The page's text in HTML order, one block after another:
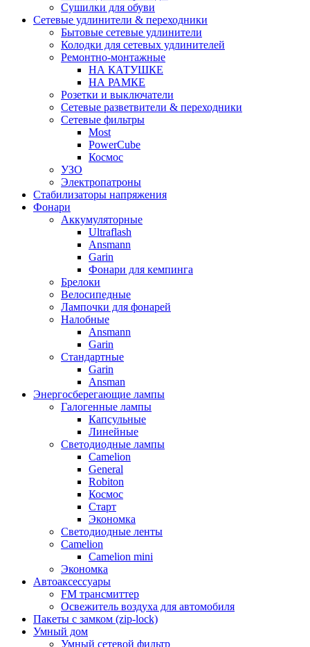
Сушилки для обуви
Сетевые удлинители & переходники
Бытовые сетевые удлинители
Колодки для сетевых удлинителей
Ремонтно-монтажные
НА КАТУШКЕ
НА РАМКЕ
Розетки и выключатели
Сетевые разветвители & переходники
Сетевые фильтры
Most
PowerCube
Космос
УЗО
Электропатроны
Стабилизаторы напряжения
Фонари
Аккумуляторные
Ultraflash
Ansmann
Garin
Фонари для кемпинга
Брелоки
Велосипедные
Лампочки для фонарей
Налобные
Ansmann
Garin
Стандартные
Garin
Ansman
Энергосберегающие лампы
Галогенные лампы
Капсульные
Линейные
Светодиодные лампы
Camelion
General
Robiton
Космос
Старт
Экономка
Светодиодные ленты
Camelion
Camelion mini
Экономка
Автоаксессуары
FM трансмиттер
Освежитель воздуха для автомобиля
Пакеты с замком (zip-lock)
Умный дом
Умный сетевой фильтр